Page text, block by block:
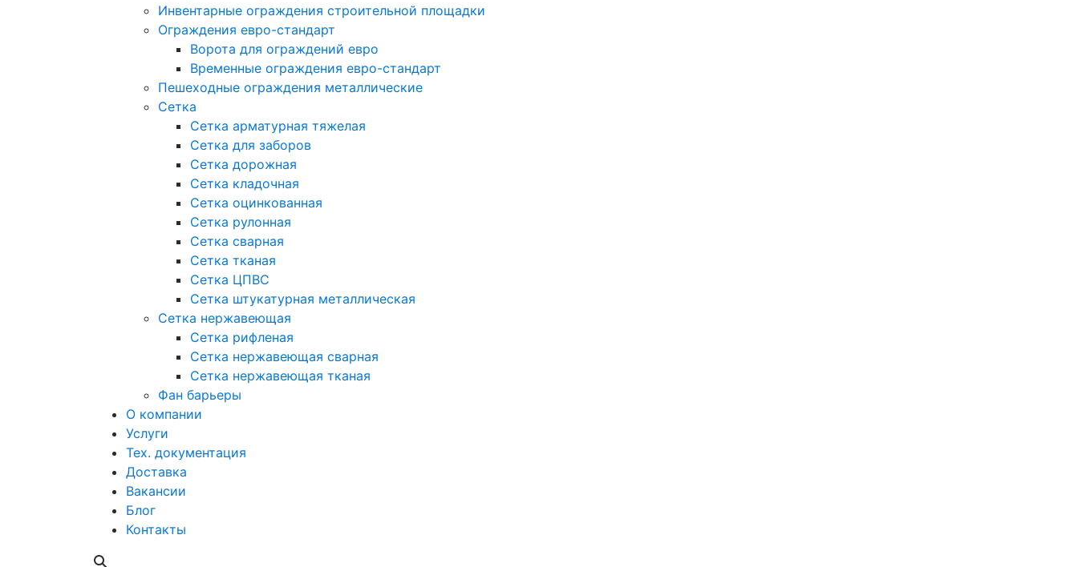
Инвентарные ограждения строительной площадки
Ограждения евро-стандарт
Ворота для ограждений евро
Временные ограждения евро-стандарт
Пешеходные ограждения металлические
Сетка
Сетка арматурная тяжелая
Сетка для заборов
Сетка дорожная
Сетка кладочная
Сетка оцинкованная
Сетка рулонная
Сетка сварная
Сетка тканая
Сетка ЦПВС
Сетка штукатурная металлическая
Сетка нержавеющая
Сетка рифленая
Сетка нержавеющая сварная
Сетка нержавеющая тканая
Фан барьеры
О компании
Услуги
Тех. документация
Доставка
Вакансии
Блог
Контакты